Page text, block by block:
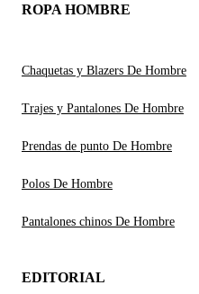
ROPA HOMBRE
Chaquetas y Blazers De Hombre
Trajes y Pantalones De Hombre
Prendas de punto De Hombre
Polos De Hombre
Pantalones chinos De Hombre
EDITORIAL